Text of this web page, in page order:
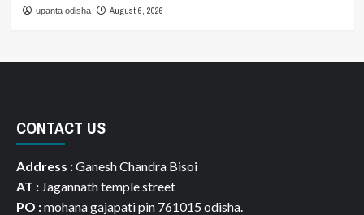
upanta odisha August 6, 2026
CONTACT US
Address :Ganesh Chandra Bisoi
AT : Jagannath temple street
PO :mohana gajapati pin 761015 odisha.